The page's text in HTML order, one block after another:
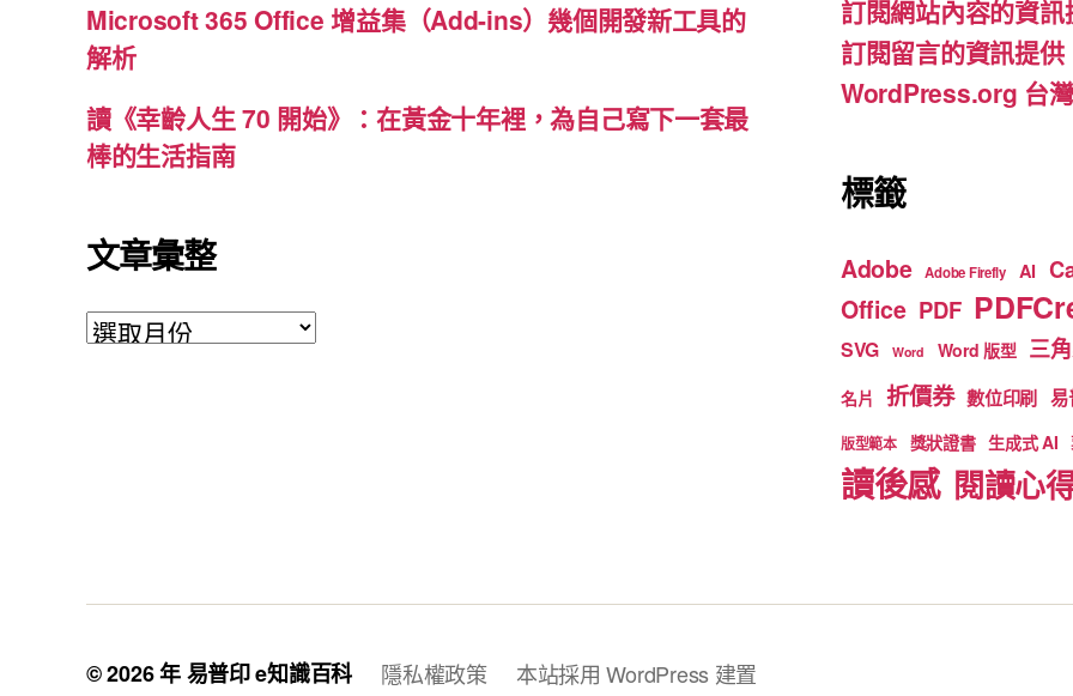
Microsoft 365 Office 增益集（Add-ins）幾個開發新工具的
解析
讀《幸齡人生 70 開始》：在黃金十年裡，為自己寫下一套最
棒的生活指南
文章彙整
文
o
k
e
訂閱網站內容的資訊
訂閱留言的資訊提供
WordPress.org 台
標籤
Adobe Adobe Firefly AI
Office PDF
SVG Word Word 版型 三
名片 折價券 數位印刷 易
版型範本 獎狀證書 生成式 AI
讀後感 閱讀心
© 2026 年易普印 e知識百科 隱私權政策 本站採用 WordPress 建置